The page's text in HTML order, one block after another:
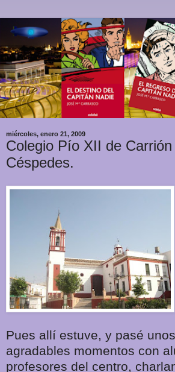
miércoles, enero 21, 2009
Colegio Pío XII de
Céspedes.
Pues allí estuve, y pasé
agradables momentos con
profesores del centro,